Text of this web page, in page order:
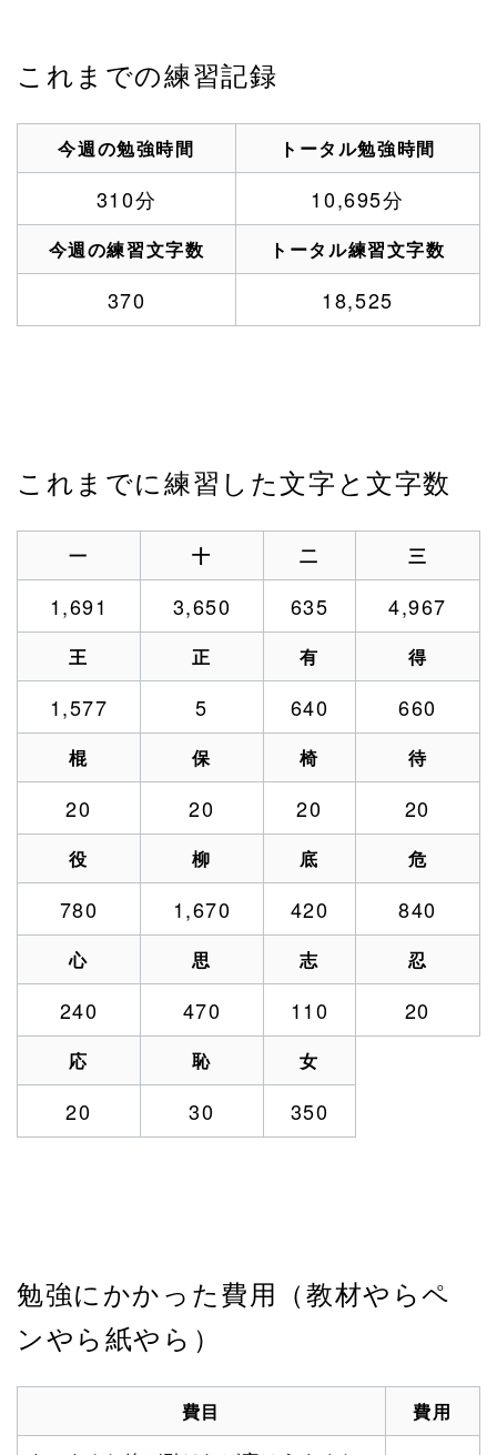
これまでの練習記録
今週の勉強時間 トータル勉強時間
310分 10,695分
今週の練習文字数 トータル練習文字数
370 18,525
これまでに練習した文字と文字数
一 十 二 三
1,691 3,650 635 4,967
王 正 有 得
1,577 5 640 660
棍 保 椅 待
20 20 20 20
役 柳 底 危
780 1,670 420 840
心 思 志 忍
240 470 110 20
応 恥 女
20 30 350
勉強にかかった費用（教材やらペ
ンやら紙やら）
費目
費用